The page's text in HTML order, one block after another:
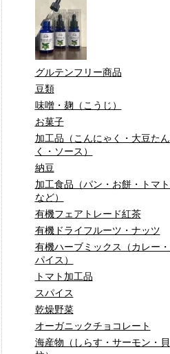
グルテンフリー商品
豆類
味噌・麹（こうじ）
お菓子
加工品（こんにゃく・大豆た
く・ソース）
納豆
加工食品（パン・お餅・トマ
など）
有機フェアトレード紅茶
有機ドライフルーツ・ナッツ
有機ハーブミックス（カレー
パイス）
トマト加工品
スパイス
乾燥野菜
オーガニックチョコレート
海産物（しらす・サーモン・貝